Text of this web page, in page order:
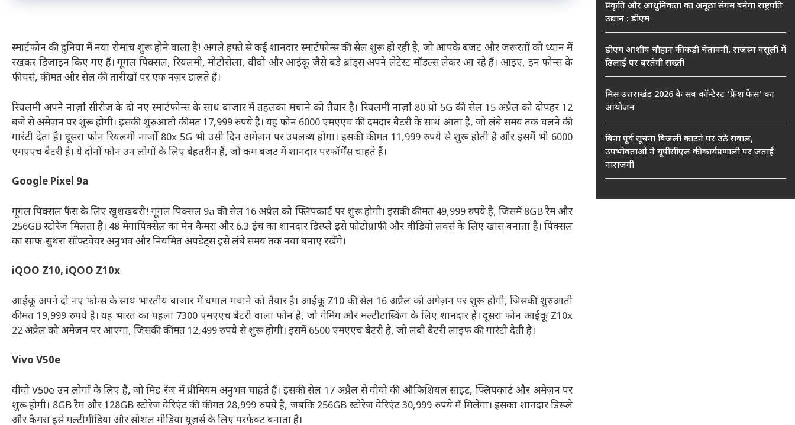
स्मार्टफोन की दुनिया में नया रोमांच शुरू होने वाला है! अगले हफ्ते से कई शानदार स्मार्टफोन्स की सेल शुरू हो रही है, जो आपके बजट और जरूरतों को ध्यान में
रखकर डिज़ाइन किए गए हैं। गूगल पिक्सल, रियलमी, मोटोरोला, वीवो और आईकू जैसे बड़े ब्रांड्स अपने लेटेस्ट मॉडल्स लेकर आ रहे हैं। आइए, इन फोन्स के
फीचर्स, कीमत और सेल की तारीखों पर एक नज़र डालते हैं।
रियलमी अपने नार्ज़ो सीरीज़ के दो नए स्मार्टफोन्स के साथ बाज़ार में तहलका मचाने को तैयार है। रियलमी नार्ज़ो 80 प्रो 5G की सेल 15 अप्रैल को दोपहर 12
बजे से अमेज़न पर शुरू होगी। इसकी शुरुआती कीमत 17,999 रुपये है। यह फोन 6000 एमएएच की दमदार बैटरी के साथ आता है, जो लंबे समय तक चलने की
गारंटी देता है। दूसरा फोन रियलमी नार्ज़ो 80x 5G भी उसी दिन अमेज़न पर उपलब्ध होगा। इसकी कीमत 11,999 रुपये से शुरू होती है और इसमें भी 6000
एमएएच बैटरी है। ये दोनों फोन उन लोगों के लिए बेहतरीन हैं, जो कम बजट में शानदार परफॉर्मेंस चाहते हैं।
Google Pixel 9a
गूगल पिक्सल फैंस के लिए खुशखबरी! गूगल पिक्सल 9a की सेल 16 अप्रैल को फ्लिपकार्ट पर शुरू होगी। इसकी कीमत 49,999 रुपये है, जिसमें 8GB रैम और
256GB स्टोरेज मिलता है। 48 मेगापिक्सेल का मेन कैमरा और 6.3 इंच का शानदार डिस्प्ले इसे फोटोग्राफी और वीडियो लवर्स के लिए खास बनाता है। पिक्सल
का साफ-सुथरा सॉफ्टवेयर अनुभव और नियमित अपडेट्स इसे लंबे समय तक नया बनाए रखेंगे।
iQOO Z10, iQOO Z10x
आईकू अपने दो नए फोन्स के साथ भारतीय बाज़ार में धमाल मचाने को तैयार है। आईकू Z10 की सेल 16 अप्रैल को अमेज़न पर शुरू होगी, जिसकी शुरुआती
कीमत 19,999 रुपये है। यह भारत का पहला 7300 एमएएच बैटरी वाला फोन है, जो गेमिंग और मल्टीटास्किंग के लिए शानदार है। दूसरा फोन आईकू Z10x
22 अप्रैल को अमेज़न पर आएगा, जिसकी कीमत 12,499 रुपये से शुरू होगी। इसमें 6500 एमएएच बैटरी है, जो लंबी बैटरी लाइफ की गारंटी देती है।
Vivo V50e
वीवो V50e उन लोगों के लिए है, जो मिड-रेंज में प्रीमियम अनुभव चाहते हैं। इसकी सेल 17 अप्रैल से वीवो की ऑफिशियल साइट, फ्लिपकार्ट और अमेज़न पर
शुरू होगी। 8GB रैम और 128GB स्टोरेज वेरिएंट की कीमत 28,999 रुपये है, जबकि 256GB स्टोरेज वेरिएंट 30,999 रुपये में मिलेगा। इसका शानदार डिस्प्ले
और कैमरा इसे मल्टीमीडिया और सोशल मीडिया यूज़र्स के लिए परफेक्ट बनाता है।
प्रकृति और आधुनिकता का अनूठा संगम बनेगा राष्ट्रपति
उद्यान : डीएम
डीएम आशीष चौहान की कड़ी चेतावनी, राजस्व वसूली में
ढिलाई पर बरतेगी सख्ती
मिस उत्तराखंड 2026 के सब कॉन्टेस्ट ‘फ्रेश फेस’ का
आयोजन
बिना पूर्व सूचना बिजली काटने पर उठे सवाल,
उपभोक्ताओं ने यूपीसीएल की कार्यप्रणाली पर जताई
नाराजगी